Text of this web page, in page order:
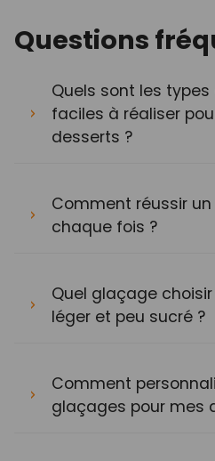
Questions
Quels sont les
faciles à réaliser
desserts ?
Comment réussir
chaque fois ?
Quel glaçage
léger et peu sucré ?
Comment
glaçages pour mes